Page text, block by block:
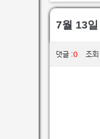
7월 13
댓글 :0 조